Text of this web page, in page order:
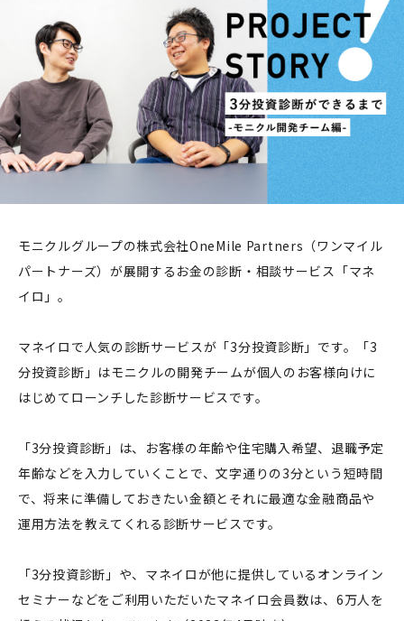
モニクルグループの株式会社OneMile Partners（ワンマイル
パートナーズ）が展開するお金の診断・相談サービス「マネ
イロ」。
マネイロで人気の診断サービスが「3分投資診断」です。「3
分投資診断」はモニクルの開発チームが個人のお客様向けに
はじめてローンチした診断サービスです。
「3分投資診断」は、お客様の年齢や住宅購入希望、退職予定
年齢などを入力していくことで、文字通りの3分という短時間
で、将来に準備しておきたい金額とそれに最適な金融商品や
運用方法を教えてくれる診断サービスです。
「3分投資診断」や、マネイロが他に提供しているオンライン
セミナーなどをご利用いただいたマネイロ会員数は、6万人を